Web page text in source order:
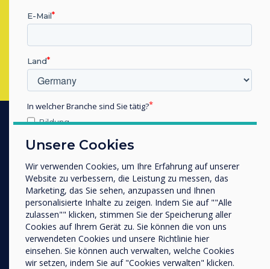
Gareth Middleton
Nick Barker
Corinna Denbow
Produkte
Digitales Ökosystem
Interaktive Displays
Großformat-Displays
Digital Signage
Raumbuchung
Software
Unsere Cookies
Wir verwenden Cookies, um Ihre Erfahrung auf unserer
Website zu verbessern, die Leistung zu messen, das
Marketing, das Sie sehen, anzupassen und Ihnen
personalisierte Inhalte zu zeigen. Indem Sie auf ""Alle
zulassen"" klicken, stimmen Sie der Speicherung aller
Cookies auf Ihrem Gerät zu. Sie können die von uns
verwendeten Cookies und unsere Richtlinie hier
einsehen. Sie können auch verwalten, welche Cookies
wir setzen, indem Sie auf "Cookies verwalten" klicken.
E-Mail
Land
In welcher Branche sind Sie tätig?
Bildung
Sonstiges
Name Unternehmen/Einrichtung
Wir möchten Sie gerne per E-Mail, Telefon oder Post
bezüglich unserer Produkte und Dienstleistungen
kontaktieren.
Ich bin damit einverstanden, Mitteilungen von